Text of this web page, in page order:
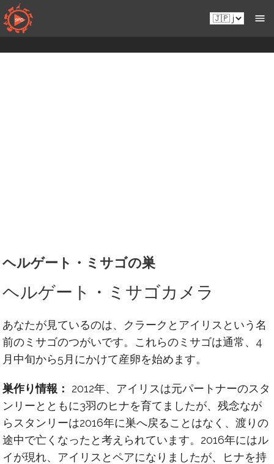
コ
ン
テ
ン
Ja.sportsmansparadiseonline.com
ヘルゲート・ミサゴの巣
ヘルゲート・ミサゴカメラ
あなたが見ているのは、クラークとアイリスという名
前のミサゴのつがいです。これらのミサゴは通常、4
月中旬から5月にかけて産卵を始めます。
巣作り情報：
2012年、アイリスは元パートナーのスタ
ンリーとともに3羽のヒナを育てましたが、残念なが
らスタンリーは2016年に巣へ戻ることはなく、渡りの
途中で亡くなったと考えられています。2016年にはル
イが現れ、アイリスとペアになりましたが、ヒナを持